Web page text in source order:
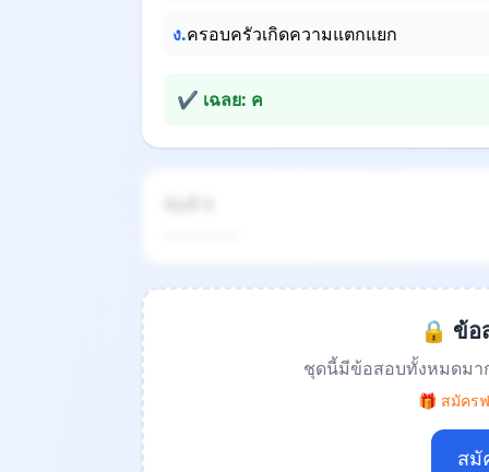
ง.ครอบครัวเกิดความแตกแยก
✔ เฉลย: ค
🔒 ข้อ
ชุดนี้มีข้อสอบทั้งหมดมา
🎁 สมัคร
สมั